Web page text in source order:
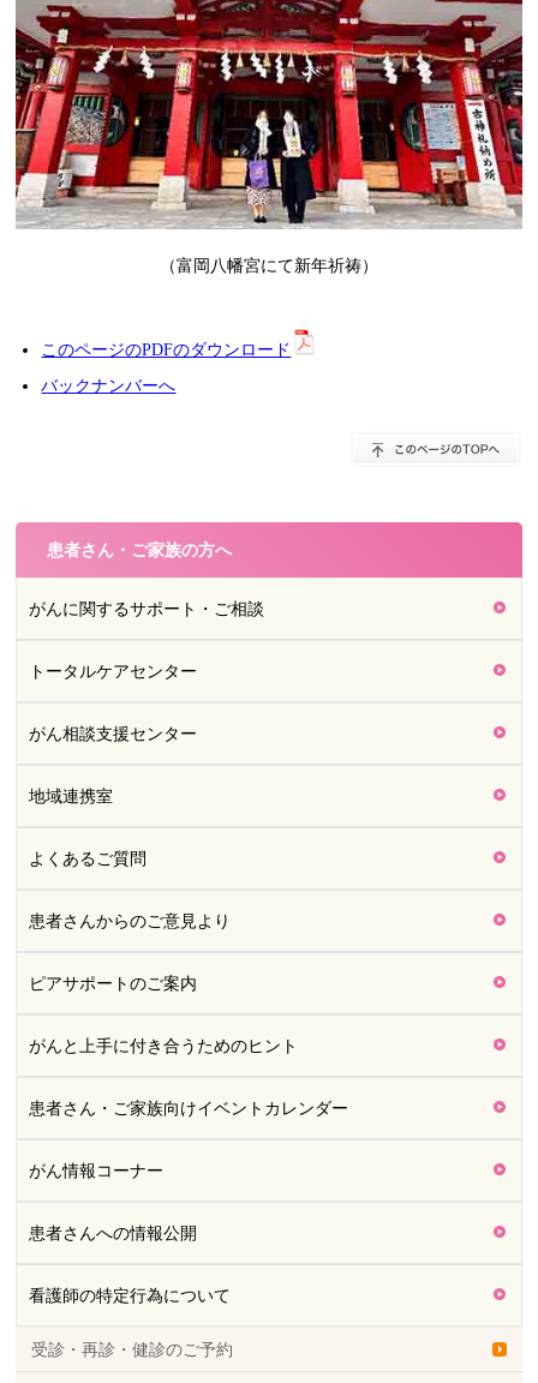
（富岡八幡宮にて新年祈祷）
このページのPDFのダウンロード
バックナンバーへ
患者さん・ご家族の方へ
がんに関するサポート・ご相談
トータルケアセンター
がん相談支援センター
地域連携室
よくあるご質問
患者さんからのご意見より
ピアサポートのご案内
がんと上手に付き合うためのヒント
患者さん・ご家族向けイベントカレンダー
がん情報コーナー
患者さんへの情報公開
看護師の特定行為について
受診・再診・健診のご予約